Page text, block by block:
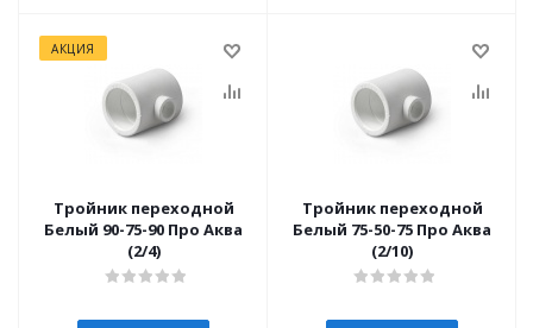
АКЦИЯ
Тройник переходной
Белый 90-75-90 Про Аква
(2/4)
Тройник переходной
Белый 75-50-75 Про Аква
(2/10)